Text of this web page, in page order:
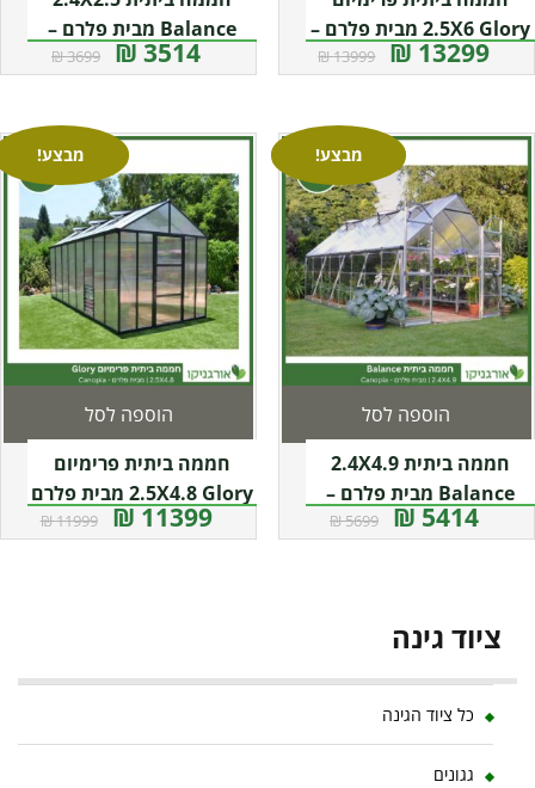
2.5X6 Glory מבית פלרם –
קנופיה13299 ₪
13999 ₪
Balance מבית פלרם –
Canopia
3514 ₪
3699 ₪
מבצע!
חממה ביתית 2.4X4.9
Balance מבית פלרם –
Canopia
5414 ₪
5699 ₪
הוספה לסל
מבצע!
חממה ביתית פרימיום
2.5X4.8 Glory מבית פלרם
– Canopia
11399 ₪
11999 ₪
הוספה לסל
ציוד גינה
כל ציוד הגינה
גגונים